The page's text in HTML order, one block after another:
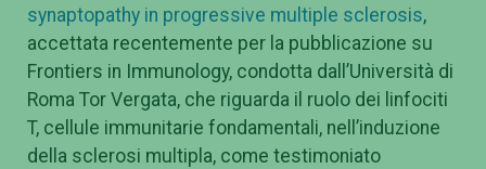
synaptopathy in progressive multiple sclerosis,
accettata recentemente per la pubblicazione su
Frontiers in Immunology, condotta dall’Università di
Roma Tor Vergata, che riguarda il ruolo dei linfociti
T, cellule immunitarie fondamentali, nell’induzione
della sclerosi multipla, come testimoniato